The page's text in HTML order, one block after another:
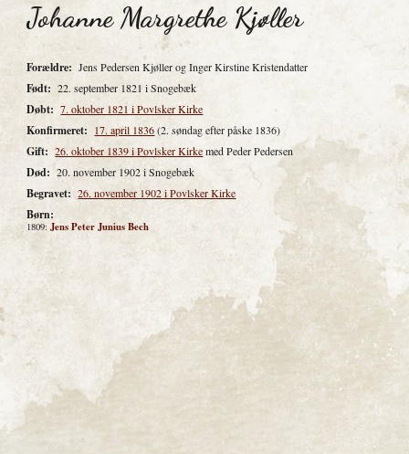
Johanne Margrethe Kjøller
Forældre:Jens Pedersen Kjøller og Inger Kirstine Kristendatter
Født:22. september 1821 i Snogebæk
Døbt:7. oktober 1821 i Povlsker Kirke
Konfirmeret: 17. april 1836 (2. søndag efter påske 1836)
Gift:26. oktober 1839 i Povlsker KirkemedPeder Pedersen
Død:20. november 1902 i Snogebæk
Begravet:26. november 1902 i Povlsker Kirke
Børn:
1809:Jens Peter Junius Bech